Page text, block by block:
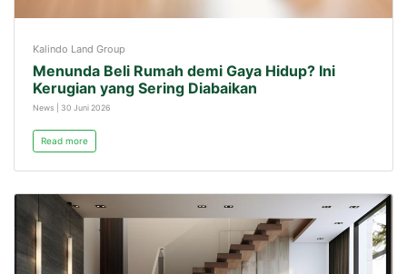
Kalindo Land Group
Menunda Beli Rumah demi Gaya Hidup? Ini
Kerugian yang Sering Diabaikan
News | 30 Juni 2026
Read more